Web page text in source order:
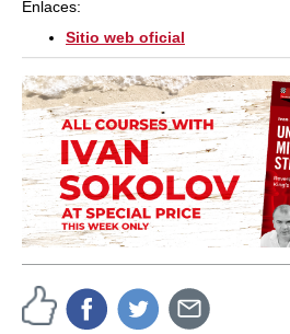
Enlaces:
Sitio web oficial